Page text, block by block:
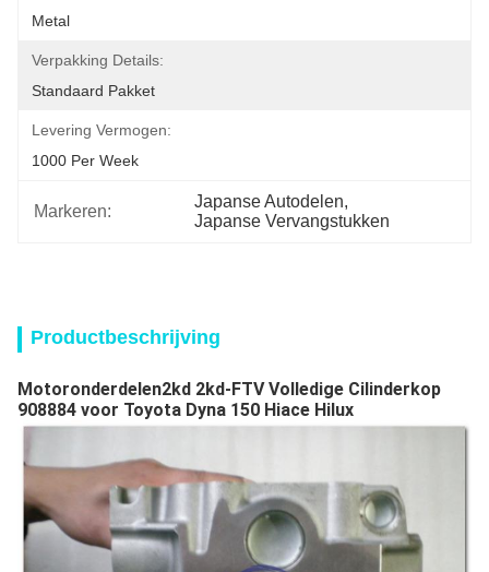
Metal
Verpakking Details:
Standaard Pakket
Levering Vermogen:
1000 Per Week
Markeren:
Japanse Autodelen,
Japanse Vervangstukken
Productbeschrijving
Motoronderdelen2kd 2kd-FTV Volledige Cilinderkop
908884 voor Toyota Dyna 150 Hiace Hilux